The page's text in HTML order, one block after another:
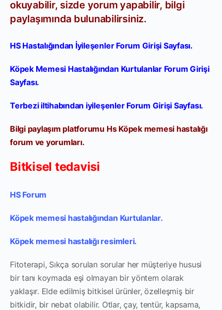
okuyabilir, sizde yorum yapabilir, bilgi
paylaşımında bulunabilirsiniz.
HS Hastalığından İyileşenler Forum Girişi Sayfası.
Köpek Memesi Hastalığından Kurtulanlar Forum Girişi
Sayfası.
Terbezi iltihabından iyileşenler Forum Girişi Sayfası.
Bilgi paylaşım platforumu Hs Köpek memesi hastalığı
forum ve yorumları.
Bitkisel tedavisi
HS Forum
Köpek memesi hastalığından Kurtulanlar.
Köpek memesi hastalığı resimleri.
Fitoterapi, Sıkça sorulan sorular her müşteriye hususi
bir tanı koymada eşi olmayan bir yöntem olarak
yaklaşır. Elde edilmiş bitkisel ürünler, özelleşmiş bir
bitkidir, bir nebat olabilir. Otlar, çay, tentür, kapsama,